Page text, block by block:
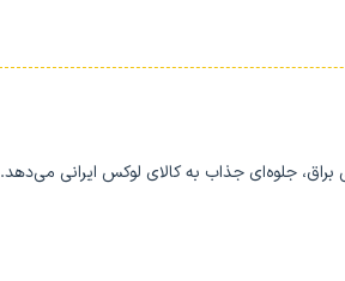
براق، جلوه‌ای جذاب به کالای لوکس ایرانی می‌دهد.